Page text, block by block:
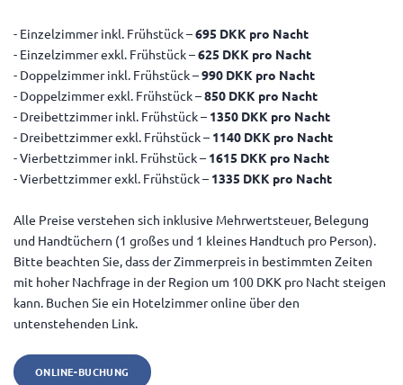
- Einzelzimmer inkl. Frühstück –695 DKK pro Nacht
- Einzelzimmer exkl. Frühstück –625 DKK pro Nacht
- Doppelzimmer inkl. Frühstück –990 DKK pro Nacht
- Doppelzimmer exkl. Frühstück –850 DKK pro Nacht
- Dreibettzimmer inkl. Frühstück – 1350 DKK pro Nacht
- Dreibettzimmer exkl. Frühstück – 1140 DKK pro Nacht
- Vierbettzimmer inkl. Frühstück – 1615 DKK pro Nacht
- Vierbettzimmer exkl. Frühstück – 1335 DKK pro Nacht
Alle Preise verstehen sich inklusive Mehrwertsteuer, Belegung
und Handtüchern (1 großes und 1 kleines Handtuch pro Person).
Bitte beachten Sie, dass der Zimmerpreis in bestimmten Zeiten
mit hoher Nachfrage in der Region um 100 DKK pro Nacht steigen
kann. Buchen Sie ein Hotelzimmer online über den
untenstehenden Link.
ONLINE-BUCHUNG